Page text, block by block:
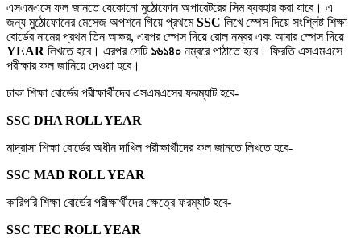
এসএমএসে ফল জানতে যেকোনো মুঠোফোন অপারেটরের সিম ব্যবহার করা যাবে। এ
জন্য মুঠোফোনের মেসেজ অপশনে গিয়ে প্রথমেSSC লিখে স্পেস দিয়ে সংশ্লিষ্ট শিক্ষা
বোর্ডের নামের প্রথম তিন অক্ষর, এরপর স্পেস দিয়ে রোল নম্বর এবং আবার স্পেস দিয়ে
YEAR লিখতে হবে। এরপর সেটি ১৬১৪০ নম্বরে পাঠাতে হবে। ফিরতি এসএমএসে
পরীক্ষার ফল জানিয়ে দেওয়া হবে।
ঢাকা শিক্ষা বোর্ডের পরীক্ষার্থীদের এসএমএসের ফরম্যাট হবে-
SSC DHA ROLL YEAR
মাদ্রাসা শিক্ষা বোর্ডের অধীন দাখিল পরীক্ষার্থীদের ফল জানতে লিখতে হবে-
SSC MAD ROLL YEAR
কারিগরি শিক্ষা বোর্ডের পরীক্ষার্থীদের ক্ষেত্রে ফরম্যাট হবে-
SSC TEC ROLL YEAR